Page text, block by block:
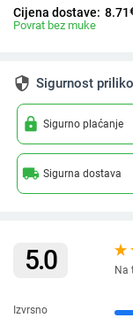
Cijena dostave: 8.71
Povrat bez muke
security Sigurnost
lock Sigurno plaćanje
local_shipping Sigurna dostava
5.0 Na
Izvrsno